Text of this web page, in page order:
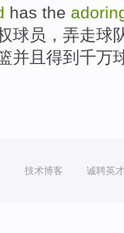
has the
球员 ，弄走球
并且 得到 千万
技术博客 诚聘英才